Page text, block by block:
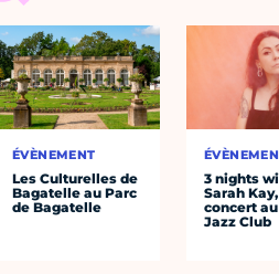
ÉVÈNEMENT
Les Culturelles de
Bagatelle au Parc
de Bagatelle
3 nights
Sarah
concert
Jazz Club